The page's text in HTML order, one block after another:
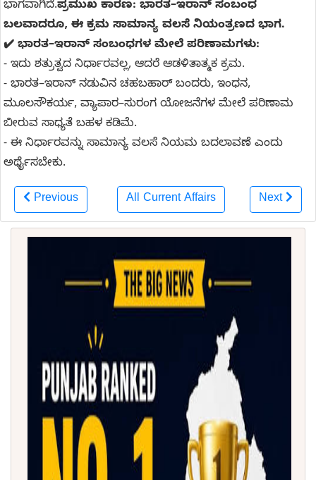
ಭಾಗವಾಗಿದೆ.ಪ್ರಮುಖ ಕಾರಣ: ಭಾರತ–ಇರಾನ್ ಸಂಬಂಧ
ಬಲವಾದರೂ, ಈ ಕ್ರಮ ಸಾಮಾನ್ಯ ವಲಸೆ ನಿಯಂತ್ರಣದ ಭಾಗ.
✔️ ಭಾರತ–ಇರಾನ್ ಸಂಬಂಧಗಳ ಮೇಲೆ ಪರಿಣಾಮಗಳು:
- ಇದು ಶತ್ರುತ್ವದ ನಿರ್ಧಾರವಲ್ಲ, ಆದರೆ ಆಡಳಿತಾತ್ಮಕ ಕ್ರಮ.
- ಭಾರತ–ಇರಾನ್ ನಡುವಿನ ಚಹಬಹಾರ್ ಬಂದರು, ಇಂಧನ,
ಮೂಲಸೌಕರ್ಯ, ವ್ಯಾಪಾರ–ಸುರಂಗ ಯೋಜನೆಗಳ ಮೇಲೆ ಪರಿಣಾಮ
ಬೀರುವ ಸಾಧ್ಯತೆ ಬಹಳ ಕಡಿಮೆ.
- ಈ ನಿರ್ಧಾರವನ್ನು ಸಾಮಾನ್ಯ ವಲಸೆ ನಿಯಮ ಬದಲಾವಣೆ ಎಂದು
ಅರ್ಥೈಸಬೇಕು.
Previous All Current Affairs Next